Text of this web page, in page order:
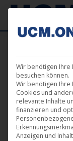
20R
Wir benötigen Ihre
besuchen können.
Wir benötigen Ihre
Cookies und
relevante Inhalte
finanzieren und
Anzeigen und